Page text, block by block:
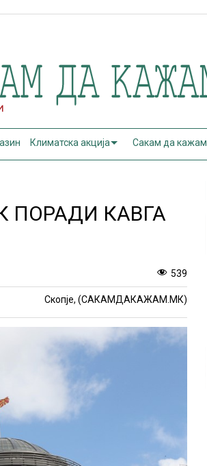
Климатска акција Сакам да кажам
ПОРАДИ КАВГА
539
Скопје, (САКАМДАКАЖАМ.МК)